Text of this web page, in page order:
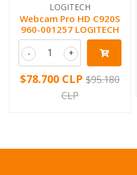
LOGITECH
Webcam Pro HD C920S
960-001257 LOGITECH
+
-
$78.700 CLP $95.180
CLP